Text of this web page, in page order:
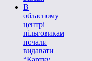
В
обласному
центрі
пільговикам
почали
видавати
“Картку